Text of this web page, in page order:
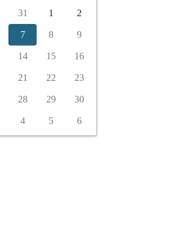
31 1 2
7 8 9
14 15 16
21 22 23
28 29 30
4 5 6